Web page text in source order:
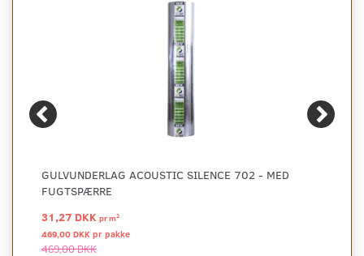
GULVUNDERLAG ACOUSTIC SILENCE 702 - MED
FUGTSPÆRRE
31,27 DKK prm2
469,00 DKK pr pakke
469,00 DKK